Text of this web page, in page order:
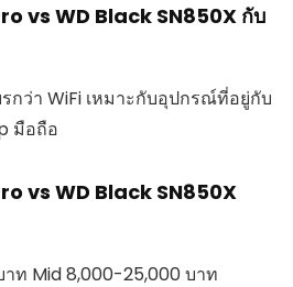
vs WD Black SN850X กับ
รกว่า WiFi เหมาะกับอุปกรณ์ที่อยู่กับ
มือถือ
vs WD Black SN850X
ท Mid 8,000-25,000 บาท